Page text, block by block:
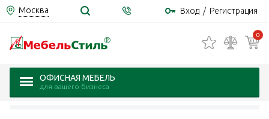
Москва Вход / Регистрация
0
ОФИСНАЯ МЕБЕЛЬ
для вашего бизнеса